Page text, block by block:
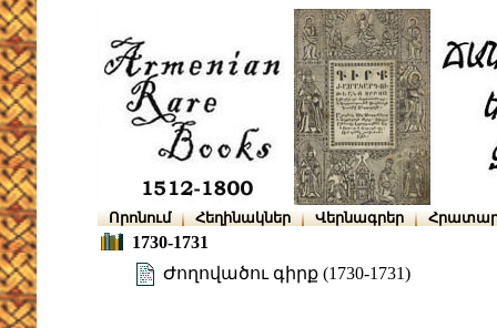
Որոնում Հեղինակներ Վերնագրեր
1730-1731
Ժողովածու գիրք (1730-1731)